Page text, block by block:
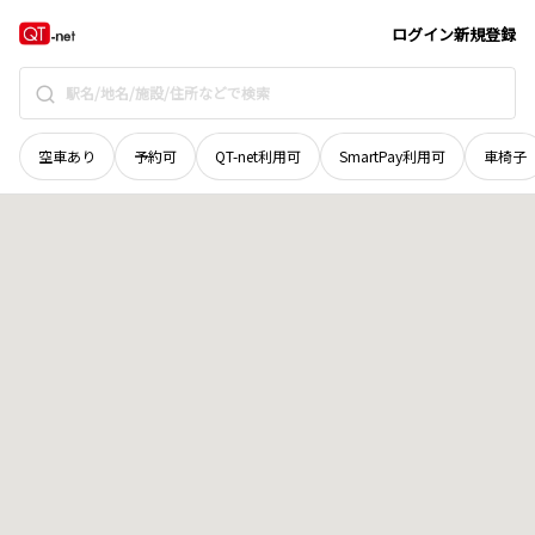
ログイン新規登録
空車あり 予約可 QT-net利用可 SmartPay利用可 車椅子
北海道